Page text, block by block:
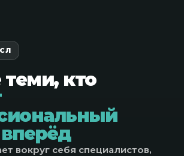
теми, кто
вокруг себя специалистов,